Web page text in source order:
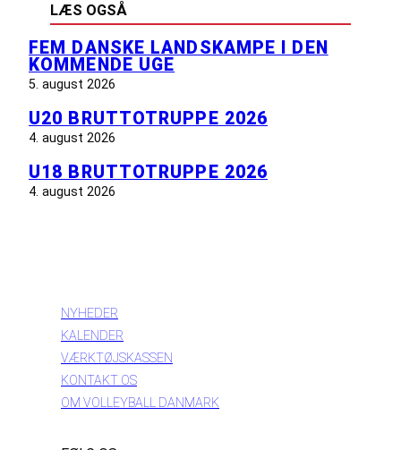
LÆS OGSÅ
FEM DANSKE LANDSKAMPE I DEN
KOMMENDE UGE
5. august 2026
U20 BRUTTOTRUPPE 2026
4. august 2026
U18 BRUTTOTRUPPE 2026
4. august 2026
NYHEDER
KALENDER
VÆRKTØJSKASSEN
KONTAKT OS
OM VOLLEYBALL DANMARK